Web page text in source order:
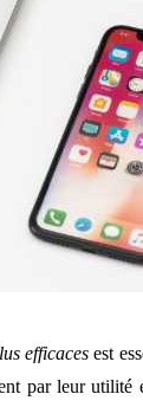
efficaces est
par leur